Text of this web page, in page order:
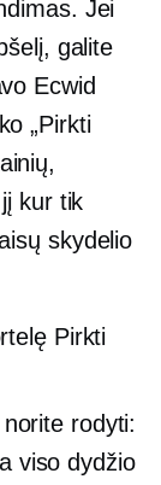
Jei
galite
Ecwid
„Pirkti
kur tik
skydelio
Pirkti
rodyti:
viso dydžio